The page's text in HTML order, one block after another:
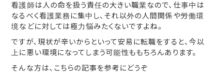
看護師は人の命を扱う責任の大きい職業なので、仕事中は
なるべく看護業務に集中し、それ以外の人間関係や労働環
境などに対しては極力悩みたくないですよね。
ですが、現状が辛いからといって安易に転職をすると、今以
上に悪い環境になってしまう可能性ももちろんあります。
そんな方は、こちらの記事を参考にどうぞ